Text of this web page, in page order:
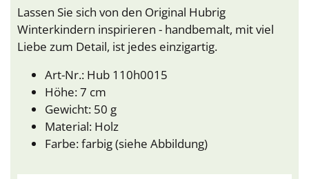
Lassen Sie sich von den Original Hubrig
Winterkindern inspirieren - handbemalt, mit viel
Liebe zum Detail, ist jedes einzigartig.
Art-Nr.: Hub 110h0015
Höhe: 7 cm
Gewicht: 50 g
Material: Holz
Farbe: farbig (siehe Abbildung)